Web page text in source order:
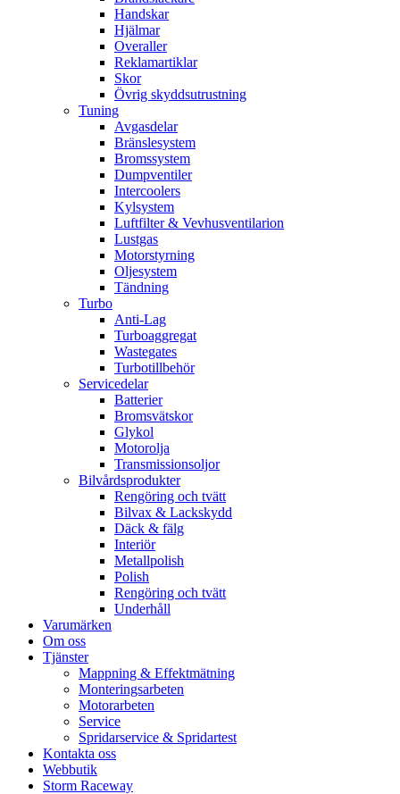
Handskar
Hjälmar
Overaller
Reklamartiklar
Skor
Övrig skyddsutrustning
Tuning
Avgasdelar
Bränslesystem
Bromssystem
Dumpventiler
Intercoolers
Kylsystem
Luftfilter & Vevhusventilarion
Lustgas
Motorstyrning
Oljesystem
Tändning
Turbo
Anti-Lag
Turboaggregat
Wastegates
Turbotillbehör
Servicedelar
Batterier
Bromsvätskor
Glykol
Motorolja
Transmissionsoljor
Bilvårdsprodukter
Rengöring och tvätt
Bilvax & Lackskydd
Däck & fälg
Interiör
Metallpolish
Polish
Rengöring och tvätt
Underhåll
Varumärken
Om oss
Tjänster
Mappning & Effektmätning
Monteringsarbeten
Motorarbeten
Service
Spridarservice & Spridartest
Kontakta oss
Webbutik
Storm Raceway